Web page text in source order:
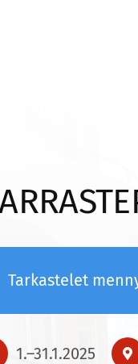
Tarkastelet
1.–31.1.2025